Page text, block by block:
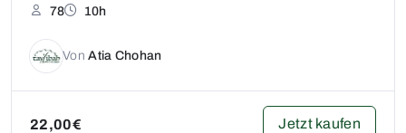
78 10h
VonAtia Chohan
22,00€ Jetzt kaufen